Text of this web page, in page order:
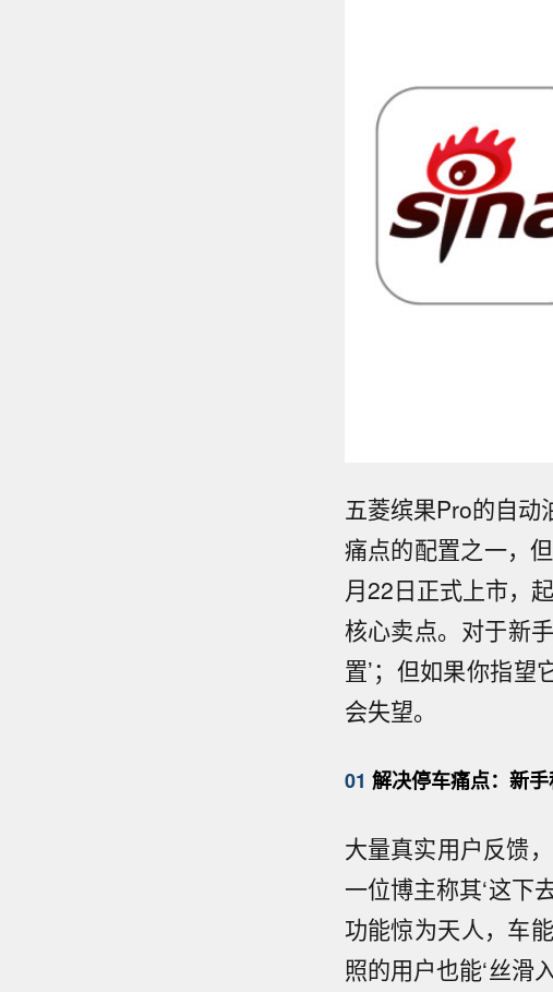
五菱缤果Pro的自动
痛点的配置之一，
月22日正式上市，
核心卖点。对于新
置’；但如果你指
会失望。
01 解决停车痛点：新
大量真实用户反馈
一位博主称其‘这下
功能惊为天人，车
照的用户也能‘丝滑